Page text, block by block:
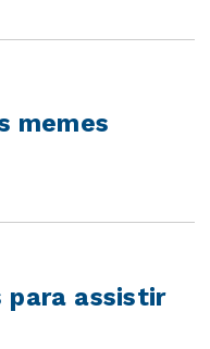
memes
para assistir